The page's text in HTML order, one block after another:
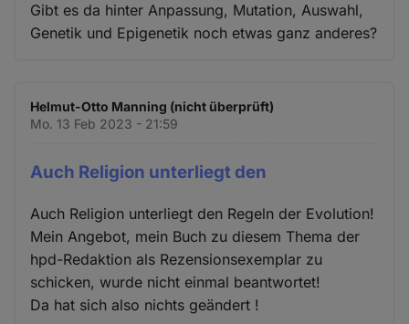
Gibt es da hinter Anpassung, Mutation, Auswahl,
Genetik und Epigenetik noch etwas ganz anderes?
Helmut-Otto Manning (nicht überprüft)
Mo. 13 Feb 2023 - 21:59
Auch Religion unterliegt den
Auch Religion unterliegt den Regeln der Evolution!
Mein Angebot, mein Buch zu diesem Thema der
hpd-Redaktion als Rezensionsexemplar zu
schicken, wurde nicht einmal beantwortet!
Da hat sich also nichts geändert !